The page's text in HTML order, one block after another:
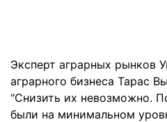
Эксперт аграрных рынков
аграрного бизнеса Тарас
"Снизить их невозможно.
были на минимальном